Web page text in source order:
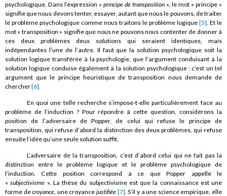
psychologique. Dans l’expression « principe de transposition », le mot « principe »
signifie que nous devons tenter, essayer, autant que nous le pouvons, de traiter
le problème psychologique comme nous traitons le problème logique [5]. Et le
mot « transposition » signifie que nous ne pouvons nous contenter de donner à
ces deux problèmes deux solutions qui seraient identiques, mais
indépendantes l’une de l’autre. Il faut que la solution psychologique soit la
solution logique transférée à la psychologie, que l’argument conduisant à la
solution logique conduise également à la solution psychologique : c’est un tel
argument que le principe heuristique de transposition nous demande de
chercher[6].
En quoi une telle recherche s’impose-t-elle particulièrement face au
problème de l’induction ? Pour répondre à cette question, considérons la
position de l’adversaire de Popper, de celui qui refuse le principe de
transposition, qui refuse d’abord la distinction des deux problèmes, qui refuse
ensuite l’idée qu’une seule solution suffit.
L’adversaire de la transposition, c’est d’abord celui qui ne fait pas la
distinction entre le problème logique et le problème psychologique de
l’induction. Cette position correspond à ce que Popper appelle le
«subjectivisme ». La thèse du subjectivisme est que la connaissance est une
forme decroyance, une croyancejustifiée [7]. S’il y a une science empirique, elle